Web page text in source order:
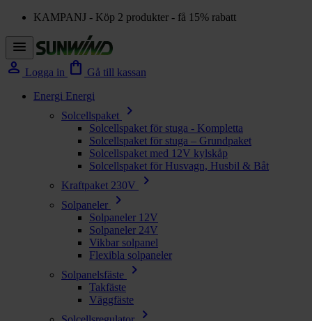
KAMPANJ - Köp 2 produkter - få 15% rabatt
menu
person Logga in shopping_bag Gå till kassan
Energi Energi
Solcellspaket
chevron_right
Solcellspaket för stuga - Kompletta
Solcellspaket för stuga – Grundpaket
Solcellspaket med 12V kylskåp
Solcellspaket för Husvagn, Husbil & Båt
Kraftpaket 230V
chevron_right
Solpaneler chevron_right
Solpaneler 12V
Solpaneler 24V
Vikbar solpanel
Flexibla solpaneler
Solpanelsfäste
chevron_right
Takfäste
Väggfäste
chevron_right